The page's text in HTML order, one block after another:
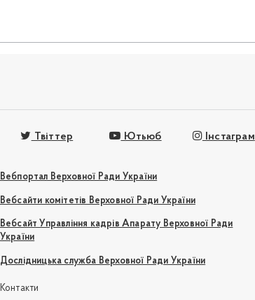
Твіттер Ютьюб Інстаграм
Вебпортал Верховної Ради України
Вебсайти комітетів Верховної Ради України
Вебсайт Управління кадрів Апарату Верховної Ради
України
Дослідницька служба Верховної Ради України
Контакти